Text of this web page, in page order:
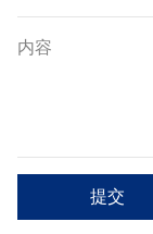
内容
提交